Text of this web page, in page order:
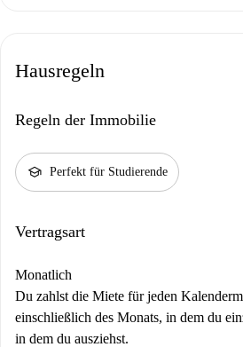
Hausregeln
Regeln der Immobilie
school Perfekt für Studierende
Vertragsart
Monatlich
Du zahlst die Miete für jeden
einschließlich des Monats, in dem du
in dem du ausziehst.